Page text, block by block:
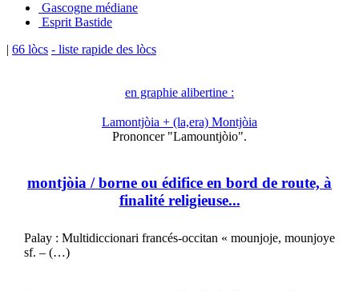
Gascogne médiane
Esprit Bastide
| 66 lòcs - liste rapide des lòcs
en graphie alibertine :
Lamontjòia + (la,era) Montjòia
Prononcer "Lamountjòio".
montjòia / borne ou édifice en bord de route, à
finalité religieuse...
Palay : Multidiccionari francés-occitan « mounjoje, mounjoye
sf. – (…)